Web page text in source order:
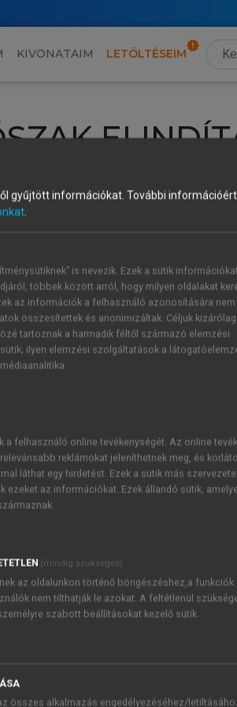
KIVONATAIM LETÖLTÉSEIM
fiókoddal, iskolai azonosítóddal vagy
díjmentes hozzáférésrevagy
vagy hozz
ÚJ FIÓK
1 óra
JELSZÓ
Kérek értesítést a MeRSZ
Kérek értesítést az
gyűjtött információkat. További
.
is nevezik. Ezek a sütik
többek között arról, hogy milyen oldalakat
az információk a felhasználó azonosítására nem
összesítettek és anonimizáltak. Céljuk
tartoznak a harmadik féltől származó elemzési
ilyen elemzési szolgáltatások a
a felhasználó online tevékenységét. Az online
reklámokat jeleníthetnek meg, és
láthat egy hirdetést. Ezek a sütik más
ezeket az információkat. Ezek állandó sütik,
(mindig szükséges)
az oldalunkon történő böngészéshez,a funkciók
nem tilthatják le azokat. A feltétlenül
szabott beállításokat kezelő sütik.
összes alkalmazás engedélyezéséhez/